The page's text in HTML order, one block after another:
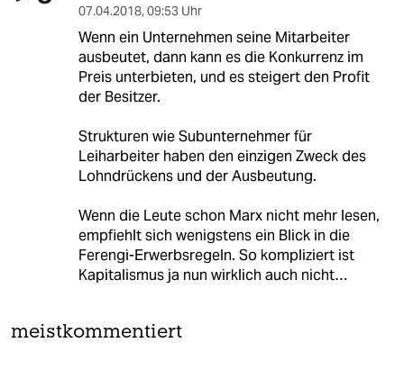
07.04.2018, 09:53 Uhr
Wenn ein Unternehmen seine Mitarbeiter
ausbeutet, dann kann es die Konkurrenz im
Preis unterbieten, und es steigert den Profit
der Besitzer.
Strukturen wie Subunternehmer für
Leiharbeiter haben den einzigen Zweck des
Lohndrückens und der Ausbeutung.
Wenn die Leute schon Marx nicht mehr lesen,
empfiehlt sich wenigstens ein Blick in die
Ferengi-Erwerbsregeln. So kompliziert ist
Kapitalismus ja nun wirklich auch nicht…
meistkommentiert